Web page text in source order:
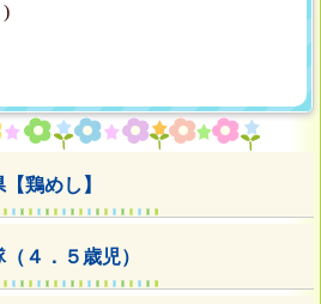
)
鶏めし】
４．５歳児）